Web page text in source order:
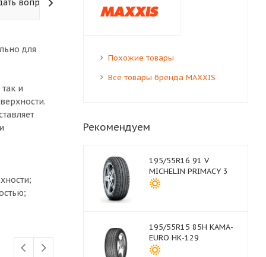
вопрос
для
и
Похожие товары
Все товары бренда MAXXIS
Рекомендуем
195/55R16 91 V
MICHELIN PRIMACY 3
195/55R15 85H КАМА-
EURO НК-129